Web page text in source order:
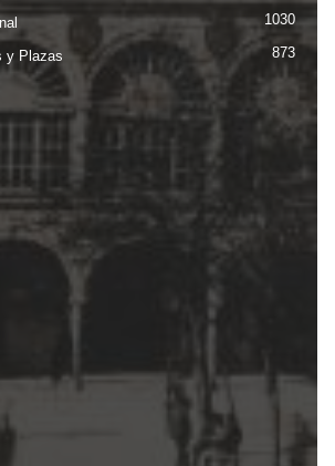
1030
y Plazas 873